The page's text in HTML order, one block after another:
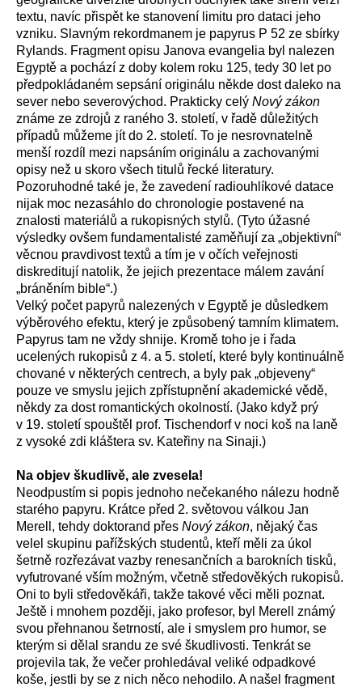
textu, navíc přispět ke stanovení limitu pro dataci jeho
vzniku. Slavným rekordmanem je papyrus P 52 ze sbírky
Rylands. Fragment opisu Janova evangelia byl nalezen
Egyptě a pochází z doby kolem roku 125, tedy 30 let po
předpokládaném sepsání originálu někde dost daleko na
sever nebo severovýchod. Prakticky celý Nový zákon
známe ze zdrojů z raného 3. století, v řadě důležitých
případů můžeme jít do 2. století. To je nesrovnatelně
menší rozdíl mezi napsáním originálu a zachovanými
opisy než u skoro všech titulů řecké literatury.
Pozoruhodné také je, že zavedení radiouhlíkové datace
nijak moc nezasáhlo do chronologie postavené na
znalosti materiálů a rukopisných stylů. (Tyto úžasné
výsledky ovšem fundamentalisté zaměňují za „objektivní“
věcnou pravdivost textů a tím je v očích veřejnosti
diskreditují natolik, že jejich prezentace málem zavání
„bráněním bible“.)
Velký počet papyrů nalezených v Egyptě je důsledkem
výběrového efektu, který je způsobený tamním klimatem.
Papyrus tam ne vždy shnije. Kromě toho je i řada
ucelených rukopisů z 4. a 5. století, které byly kontinuálně
chované v některých centrech, a byly pak „objeveny“
pouze ve smyslu jejich zpřístupnění akademické vědě,
někdy za dost romantických okolností. (Jako když prý
v 19. století spouštěl prof. Tischendorf v noci koš na laně
z vysoké zdi kláštera sv. Kateřiny na Sinaji.)
Na objev škudlivě, ale zvesela!
Neodpustím si popis jednoho nečekaného nálezu hodně
starého papyru. Krátce před 2. světovou válkou Jan
Merell, tehdy doktorand přes Nový zákon, nějaký čas
velel skupinu pařížských studentů, kteří měli za úkol
šetrně rozřezávat vazby renesančních a barokních tisků,
vyfutrované vším možným, včetně středověkých rukopisů.
Oni to byli středověkáři, takže takové věci měli poznat.
Ještě i mnohem později, jako profesor, byl Merell známý
svou přehnanou šetrností, ale i smyslem pro humor, se
kterým si dělal srandu ze své škudlivosti. Tenkrát se
projevila tak, že večer prohledával veliké odpadkové
koše, jestli by se z nich něco nehodilo. A našel fragment